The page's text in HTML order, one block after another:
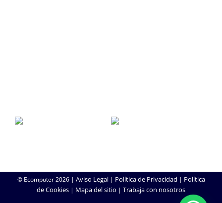
© Ecomputer2026 | Aviso Legal| Política de Privacidad | Política
de Cookies | Mapa del sitio | Trabaja con nosotros